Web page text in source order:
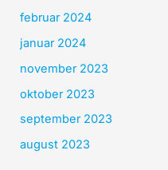
februar 2024
januar 2024
november 2023
oktober 2023
september 2023
august 2023